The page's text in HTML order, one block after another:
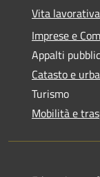
Vita lavorativa
Imprese e
Appalti
Catasto e
Turismo
Mobilità e